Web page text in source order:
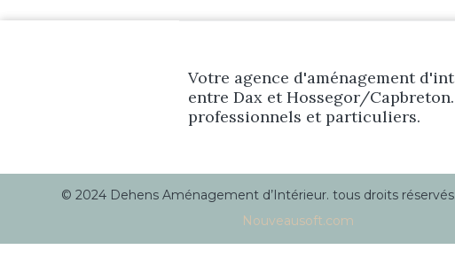
Votre agence d'aménagement
entre Dax et Hossegor/
professionnels et particuliers.
© 2024 Dehens Aménagement d’Intérieur. tous droits
Nouveausoft.com